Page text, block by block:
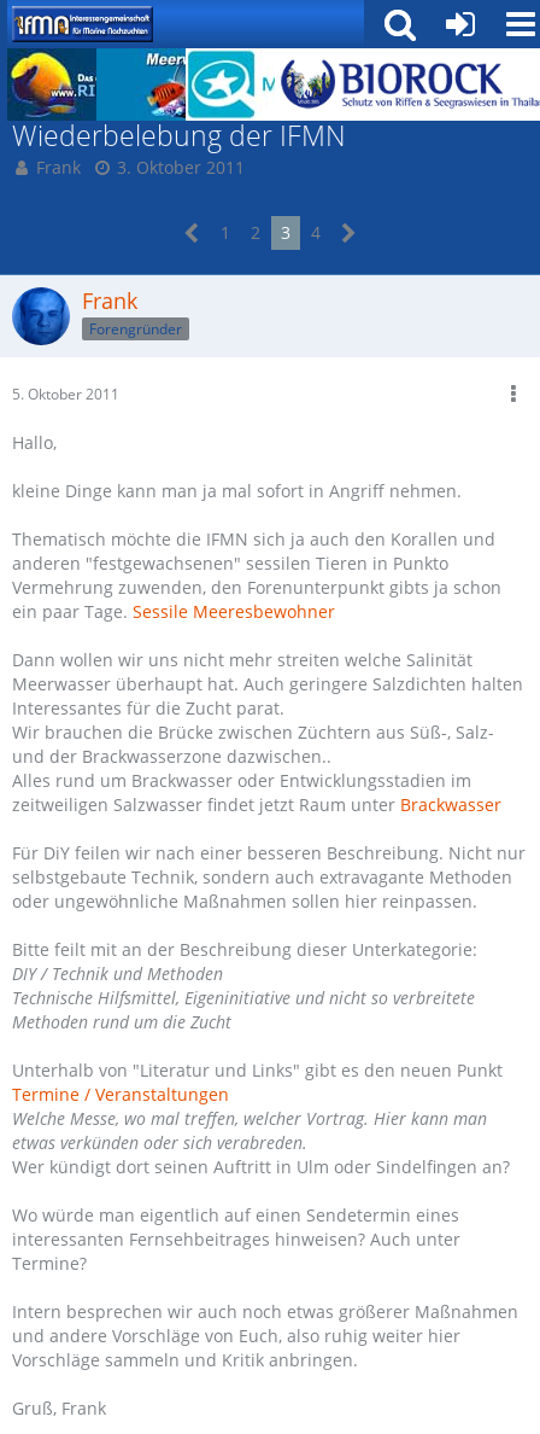
Rund um die IfMN
Wiederbelebung der IFMN
Frank 3. Oktober 2011
1 2 3 4
Frank
Forengründer
5. Oktober 2011
Hallo,
kleine Dinge kann man ja mal sofort in Angriff nehmen.
Thematisch möchte die IFMN sich ja auch den Korallen und
anderen "festgewachsenen" sessilen Tieren in Punkto
Vermehrung zuwenden, den Forenunterpunkt gibts ja schon
ein paar Tage. Sessile Meeresbewohner
Dann wollen wir uns nicht mehr streiten welche Salinität
Meerwasser überhaupt hat. Auch geringere Salzdichten halten
Interessantes für die Zucht parat.
Wir brauchen die Brücke zwischen Züchtern aus Süß-, Salz-
und der Brackwasserzone dazwischen..
Alles rund um Brackwasser oder Entwicklungsstadien im
zeitweiligen Salzwasser findet jetzt Raum unter Brackwasser
Für DiY feilen wir nach einer besseren Beschreibung. Nicht nur
selbstgebaute Technik, sondern auch extravagante Methoden
oder ungewöhnliche Maßnahmen sollen hier reinpassen.
Bitte feilt mit an der Beschreibung dieser Unterkategorie:
DIY / Technik und Methoden
Technische Hilfsmittel, Eigeninitiative und nicht so verbreitete
Methoden rund um die Zucht
Unterhalb von "Literatur und Links" gibt es den neuen Punkt
Termine / Veranstaltungen
Welche Messe, wo mal treffen, welcher Vortrag. Hier kann man
etwas verkünden oder sich verabreden.
Wer kündigt dort seinen Auftritt in Ulm oder Sindelfingen an?
Wo würde man eigentlich auf einen Sendetermin eines
interessanten Fernsehbeitrages hinweisen? Auch unter
Termine?
Intern besprechen wir auch noch etwas größerer Maßnahmen
und andere Vorschläge von Euch, also ruhig weiter hier
Vorschläge sammeln und Kritik anbringen.
Gruß, Frank